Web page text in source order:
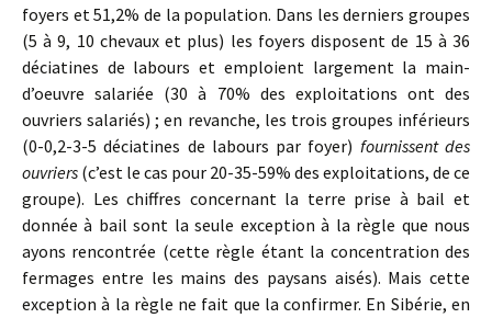
foyers et 51,2% de la population. Dans les derniers groupes
(5 à 9, 10 chevaux et plus) les foyers disposent de 15 à 36
déciatines de labours et emploient largement la main-
d’oeuvre salariée (30 à 70% des exploitations ont des
ouvriers salariés) ; en revanche, les trois groupes inférieurs
(0-0,2-3-5 déciatines de labours par foyer) fournissent des
ouvriers (c’est le cas pour 20-35-59% des exploitations, de ce
groupe). Les chiffres concernant la terre prise à bail et
donnée à bail sont la seule exception à la règle que nous
ayons rencontrée (cette règle étant la concentration des
fermages entre les mains des paysans aisés). Mais cette
exception à la règle ne fait que la confirmer. En Sibérie, en